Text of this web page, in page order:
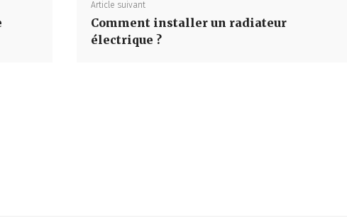
Article suivant
Comment installer un radiateur
électrique ?